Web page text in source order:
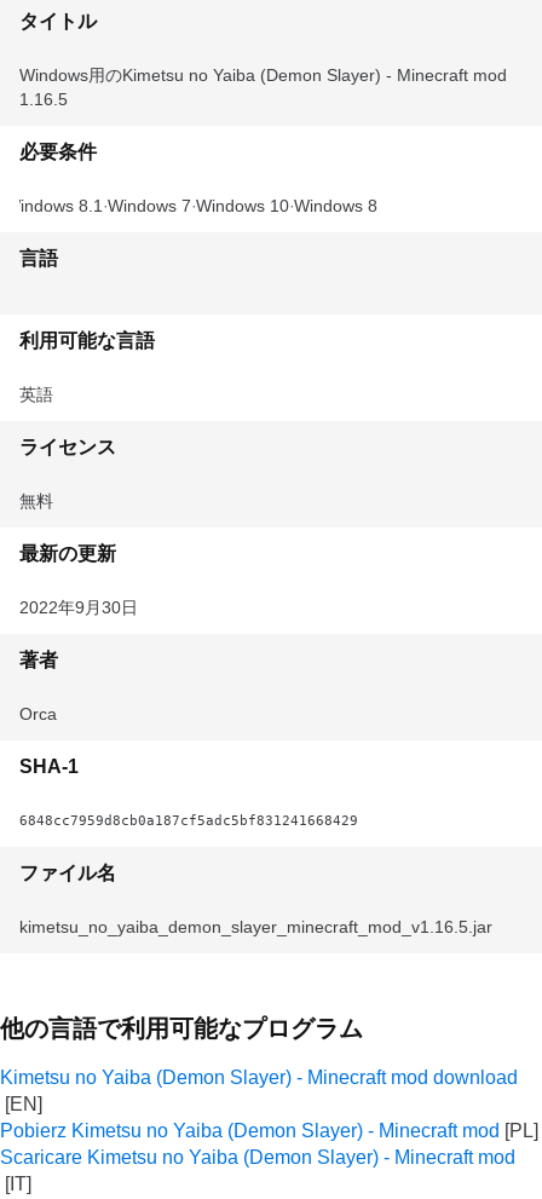
タイトル
Windows用のKimetsu no Yaiba (Demon Slayer) - Minecraft mod
1.16.5
必要条件
Windows 8.1 Windows 7 Windows 10 Windows 8
言語
利用可能な言語
英語
ライセンス
無料
最新の更新
2022年9月30日
著者
Orca
SHA-1
6848cc7959d8cb0a187cf5adc5bf831241668429
ファイル名
kimetsu_no_yaiba_demon_slayer_minecraft_mod_v1.16.5.jar
他の言語で利用可能なプログラム
Kimetsu no Yaiba (Demon Slayer) - Minecraft mod download
Pobierz Kimetsu no Yaiba (Demon Slayer) - Minecraft mod
Scaricare Kimetsu no Yaiba (Demon Slayer) - Minecraft mod